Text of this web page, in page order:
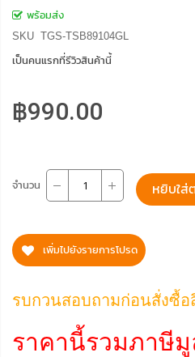
พร้อมส่ง
SKU TGS-TSB89104GL
เป็นคนแรกที่รีวิวสินค้านี้
฿990.00
จำนวน หยิบใส่
เพิ่มไปยังรายการโปรด
รบกวนสอบถามก่อนสั่งซื้อ
ราคานี้รวมภาษี